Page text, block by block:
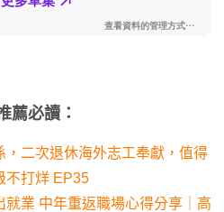
薦必讀：
，二次退休海外志工奉獻，值得
不打烊 EP35
就業 中年重返職場心得分享｜高